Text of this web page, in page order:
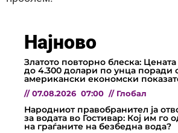
Најново
Златото повторно блеска:
до 4.300 долари по унца поради
американски економски
// 07.08.2026 07:00 // Глобал
Народниот правобранител ја
за водата во Гостивар: Кој им го
на граѓаните на безбедна вода?